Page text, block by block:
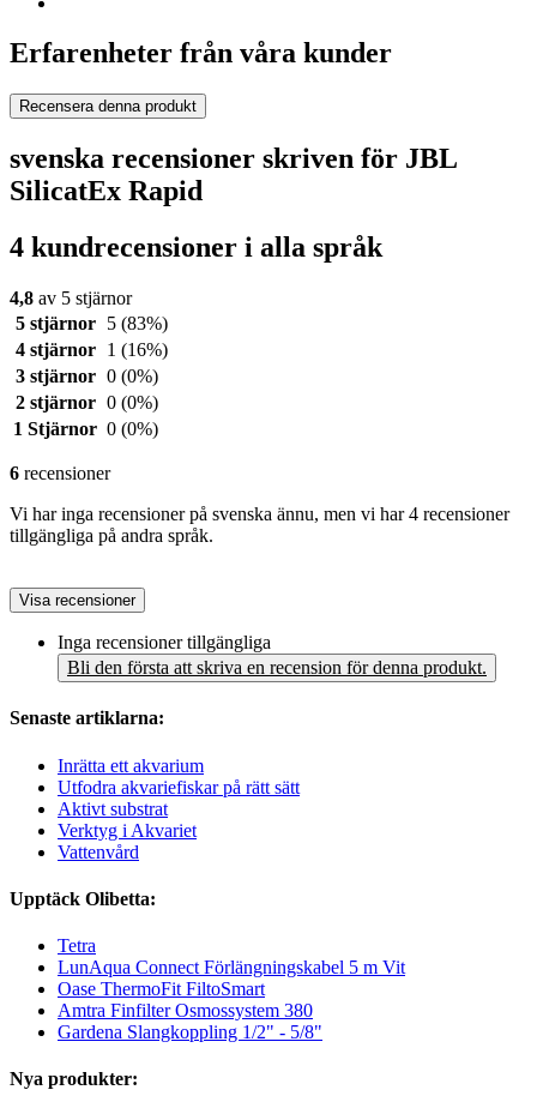
Erfarenheter från våra kunder
Recensera denna produkt
svenska recensioner skriven för JBL
SilicatEx Rapid
4 kundrecensioner i alla språk
4,8 av 5 stjärnor
5 stjärnor
5 (83%)
4 stjärnor
1 (16%)
3 stjärnor 0 (0%)
2 stjärnor 0 (0%)
1 Stjärnor 0 (0%)
6 recensioner
Vi har inga recensioner på svenska ännu, men vi har 4 recensioner
tillgängliga på andra språk.
Visa recensioner
Inga recensioner tillgängliga
Bli den första att skriva en recension för denna produkt.
Senaste artiklarna:
Inrätta ett akvarium
Utfodra akvariefiskar på rätt sätt
Aktivt substrat
Verktyg i Akvariet
Vattenvård
Upptäck Olibetta:
Tetra
LunAqua Connect Förlängningskabel 5 m Vit
Oase ThermoFit FiltoSmart
Amtra Finfilter Osmossystem 380
Gardena Slangkoppling 1/2" - 5/8"
Nya produkter: